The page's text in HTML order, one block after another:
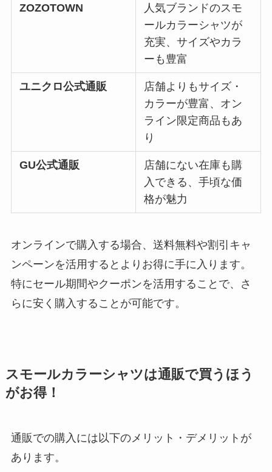
ZOZOTOWN
人気ブランドのスモ
ールカラーシャツが
充実、サイズやカラ
ーも豊富
ユニクロ公式通販
店舗よりもサイズ・
カラーが豊富、オン
ライン限定商品もあ
り
GU公式通販
店舗にない在庫も購
入できる、手頃な価
格が魅力
オンラインで購入する場合、送料無料や割引キャ
ンペーンを活用するとよりお得に手に入ります。
特にセール期間やクーポンを活用することで、さ
らに安く購入することが可能です。
スモールカラーシャツは通販で買うほう
がお得！
通販での購入には以下のメリット・デメリットが
あります。